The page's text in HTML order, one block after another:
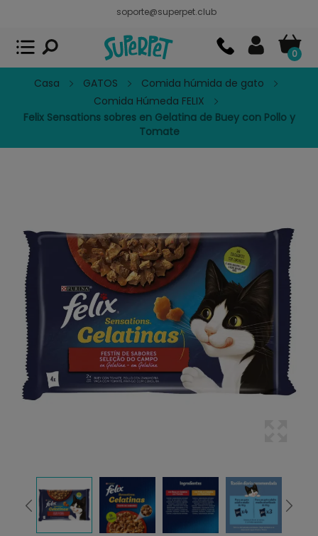
soporte@superpet.club
0
Casa GATOS
Comida húmida de gato
Comida Húmeda FELIX
Felix Sensations sobres en Gelatina de Buey con Pollo y
Tomate
Superpet, comida para mascotas
APP GRATIS - En Google Play